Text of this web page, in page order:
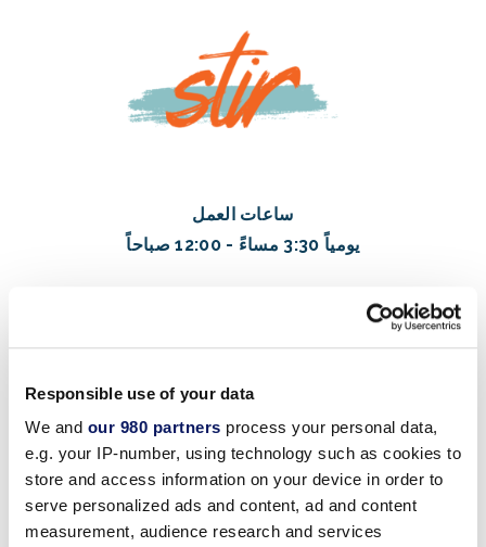
Responsible use of your data
We and our 980 partners process your personal data,
e.g. your IP-number, using technology such as cookies to
store and access information on your device in order to
serve personalized ads and content, ad and content
measurement, audience research and services
ساعات العمل
يومياً 3:30 مساءً - 12:00 صباحاً
ساعات العمل قابلة للتغيير. يُرجى تنزيل
للحصول على جدول زمني محدّث
متاح في